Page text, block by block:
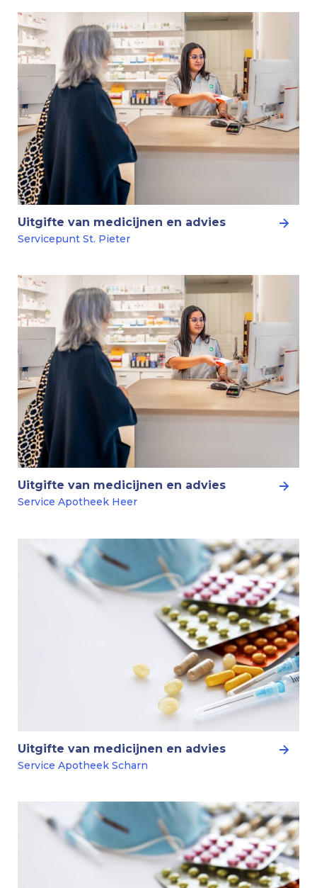
Uitgifte van medicijnen en advies
Servicepunt St. Pieter
Uitgifte van medicijnen en advies
Service Apotheek Heer
Uitgifte van medicijnen en advies
Service Apotheek Scharn